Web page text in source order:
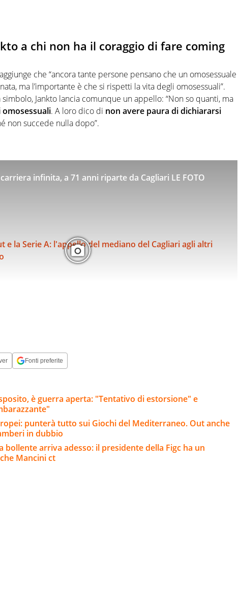
a chi non ha il coraggio di fare coming
che “ancora tante persone pensano che un omosessuale
ma l’importante è che si rispetti la vita degli omosessuali”.
Jankto lancia comunque un appello: “Non so quanti, ma
omosessuali. A loro dico di non avere paura di dichiararsi
non succede nulla dopo”.
infinita, a 71 anni riparte da Cagliari LE FOTO
Fonti preferite
è guerra aperta: "Tentativo di estorsione" e
punterà tutto sui Giochi del Mediterraneo. Out anche
in dubbio
bollente arriva adesso: il presidente della Figc ha un
Mancini ct